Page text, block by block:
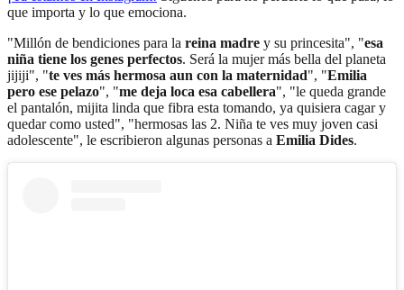
que importa y lo que emociona.
"Millón de bendiciones para la reina madre y su princesita", "esa
niña tiene los genes perfectos. Será la mujer más bella del planeta
jijiji", "te ves más hermosa aun con la maternidad", "Emilia
pero ese pelazo", "me deja loca esa cabellera", "le queda grande
el pantalón, mijita linda que fibra esta tomando, ya quisiera cagar y
quedar como usted", "hermosas las 2. Niña te ves muy joven casi
adolescente", le escribieron algunas personas a Emilia Dides.